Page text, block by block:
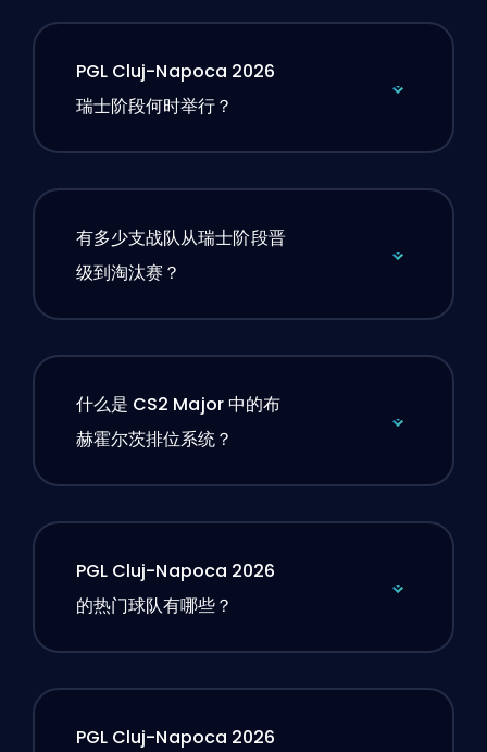
PGL Cluj-Napoca 2026
瑞士阶段何时举行？
有多少支战队从瑞士阶段晋
级到淘汰赛？
什么是 CS2 Major 中的布
赫霍尔茨排位系统？
PGL Cluj-Napoca 2026
的热门球队有哪些？
PGL Cluj-Napoca 2026